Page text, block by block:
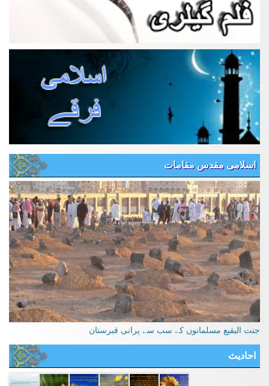
اسلامی مقدس مقامات
جنت البقیع مسلمانوں کے سب سے پرانی قبرستان
احادیث